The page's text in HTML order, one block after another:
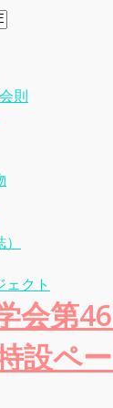
則
クト
会第
設ペ